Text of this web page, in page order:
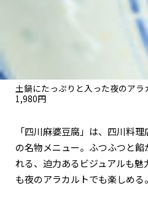
土鍋にたっぷりと入った夜のア
1,980円
「四川麻婆豆腐」は、四川料
の名物メニュー。ふつふつと
れる、迫力あるビジュアルも
も夜のアラカルトでも楽しめる。